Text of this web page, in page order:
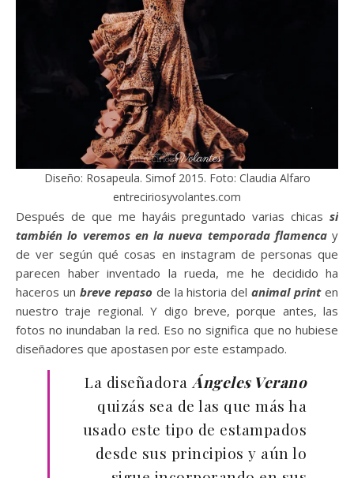
Diseño: Rosapeula. Simof 2015. Foto: Claudia Alfaro
entreciriosyvolantes.com
Después de que me hayáis preguntado varias chicas si
también lo veremos en la nueva temporada flamencay
de ver según qué cosas en instagram de personas que
parecen haber inventado la rueda, me he decidido ha
haceros un breve repaso de la historia delanimal printen
nuestro traje regional. Y digo breve, porque antes, las
fotos no inundaban la red. Eso no significa que no hubiese
diseñadores que apostasen por este estampado.
La diseñadora Ángeles Verano
quizás sea de las que más ha
usado este tipo de estampados
desde sus principios y aún lo